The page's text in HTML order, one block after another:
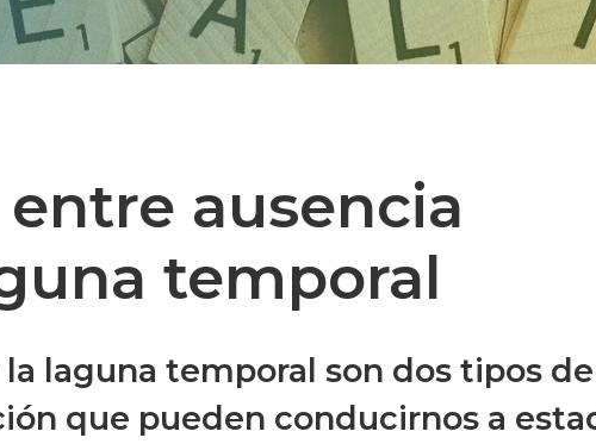
ausencia
temporal
laguna temporal son dos tipos de
que pueden conducirnos a